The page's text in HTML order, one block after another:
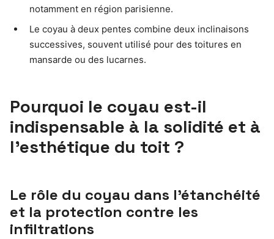
notamment en région parisienne.
Le coyau à deux pentes combine deux inclinaisons
successives, souvent utilisé pour des toitures en
mansarde ou des lucarnes.
Pourquoi le coyau est-il
indispensable à la solidité et à
l’esthétique du toit ?
Le rôle du coyau dans l’étanchéité
et la protection contre les
infiltrations